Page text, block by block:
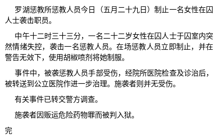
罗湖惩教所惩教人员今日（五月二十九日）制止一名女性在囚
人士袭击职员。
中午十二时三十三分，一名二十二岁女性在囚人士于囚室内突
然情绪失控，袭击一名惩教人员。在场惩教人员立即制止，并在
警告无效下，使用胡椒喷剂将她制服。
事件中，被袭惩教人员手部受伤，经院所医院检查及诊治后，
被转送到公立医院作进一步治理。施袭者则并无受伤。
有关事件已转交警方调查。
施袭者因贩运危险药物罪而被判入狱。
完